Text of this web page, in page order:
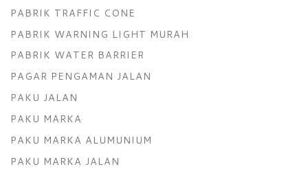
PABRIK TRAFFIC CONE
PABRIK WARNING LIGHT MURAH
PABRIK WATER BARRIER
PAGAR PENGAMAN JALAN
PAKU JALAN
PAKU MARKA
PAKU MARKA ALUMUNIUM
PAKU MARKA JALAN